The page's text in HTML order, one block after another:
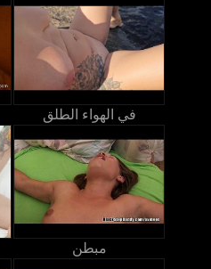
في الهواء الطلق
مبطن